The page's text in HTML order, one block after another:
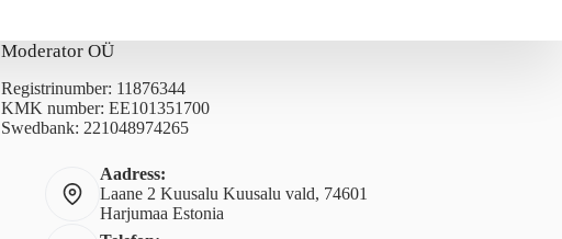
Moderator OÜ
Registrinumber: 11876344
KMK number: EE101351700
Swedbank: 221048974265
Aadress:
Laane 2 Kuusalu Kuusalu vald, 74601
Harjumaa Estonia